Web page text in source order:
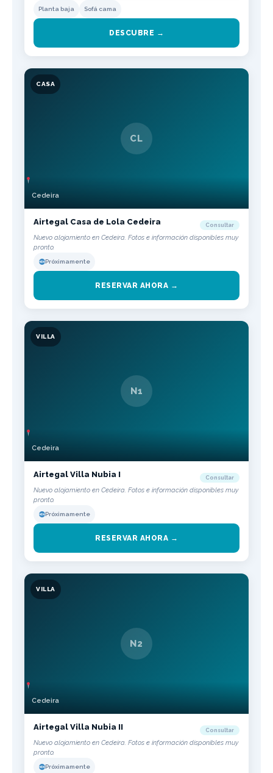
Planta baja Sofá cama
DESCUBRE →
CL
CASA
Cedeira
Airtegal Casa de Lola Cedeira Consultar
Nuevo alojamiento en Cedeira. Fotos e información disponibles muy
pronto.
Próximamente
RESERVAR AHORA →
N1
VILLA
Cedeira
Airtegal Villa Nubia I Consultar
Nuevo alojamiento en Cedeira. Fotos e información disponibles muy
pronto.
Próximamente
RESERVAR AHORA →
N2
VILLA
Cedeira
Airtegal Villa Nubia II Consultar
Nuevo alojamiento en Cedeira. Fotos e información disponibles muy
pronto.
Próximamente